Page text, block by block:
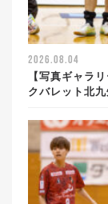
2026.08.04
【写真ギャラ
クバレット北